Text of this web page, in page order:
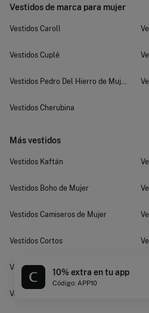
Vestidos de marca para mujer
Vestidos Caroll
Vestidos Cuplé
Vestidos Pedro Del Hierro de Mujer
Vestidos Cherubina
Más vestidos
Vestidos Kaftán
Vestidos Boho de Mujer
Vestidos Camiseros de Mujer
Vestidos Cortos
Vestidos Estampados
Vestidos Florales
10% extra en tu app
Código: APP10